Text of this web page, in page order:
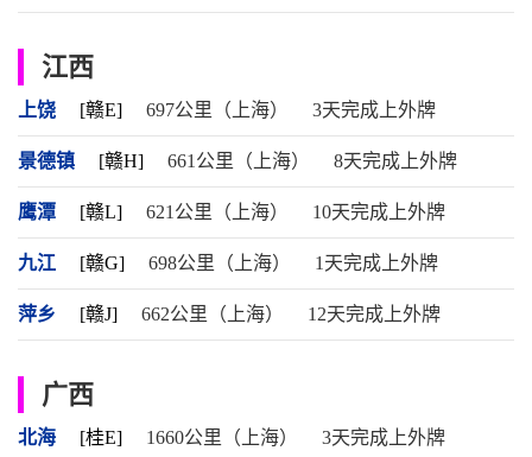
江西
上饶 [赣E] 697公里（上海） 3天完成上外牌
景德镇 [赣H] 661公里（上海） 8天完成上外牌
鹰潭 [赣L] 621公里（上海） 10天完成上外牌
九江 [赣G] 698公里（上海） 1天完成上外牌
萍乡 [赣J] 662公里（上海） 12天完成上外牌
广西
北海 [桂E] 1660公里（上海） 3天完成上外牌